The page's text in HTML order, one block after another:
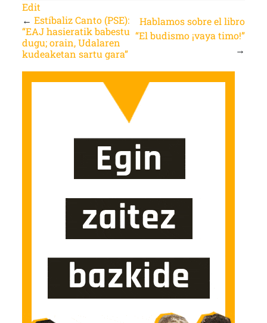
Edit
← Estíbaliz Canto (PSE):
“EAJ hasieratik babestu
dugu; orain, Udalaren
kudeaketan sartu gara”
Hablamos sobre el libro
“El budismo ¡vaya timo!”
→